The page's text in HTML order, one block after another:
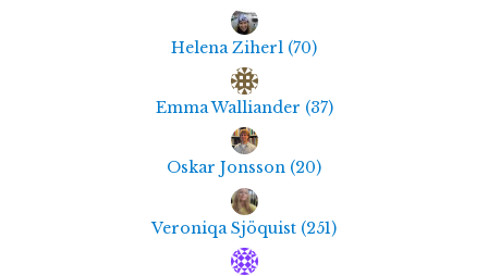
Helena Ziherl (70)
Emma Walliander (37)
Oskar Jonsson (20)
Veroniqa Sjöquist (251)